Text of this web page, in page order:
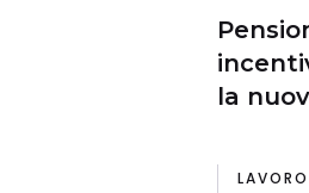
la
LAVORO